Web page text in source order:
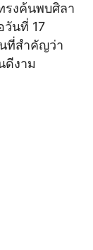
รงค้นพบศิลา
วันที่ 17
ที่สำคัญว่า
ดีงาม